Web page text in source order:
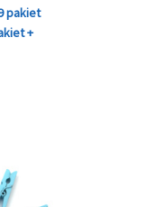
pakiet
+